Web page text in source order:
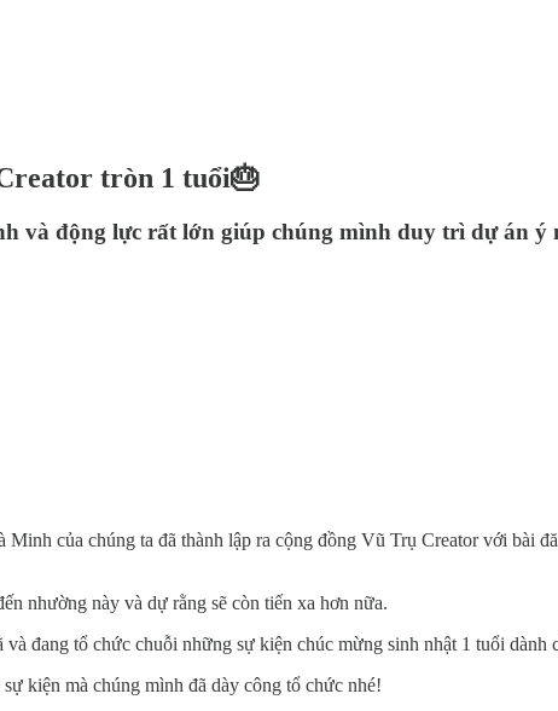
tròn 1 tuổi🎂
và động lực rất lớn giúp chúng mình duy trì dự án ý
của chúng ta đã thành lập ra cộng đồng Vũ Trụ Creator với bài
nhường này và dự rằng sẽ còn tiến xa hơn nữa.
đang tổ chức chuỗi những sự kiện chúc mừng sinh nhật 1 tuổi dành
kiện mà chúng mình đã dày công tổ chức nhé!